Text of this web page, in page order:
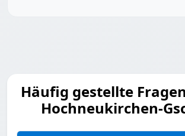
Häufig gestellte
Hochneukirchen-